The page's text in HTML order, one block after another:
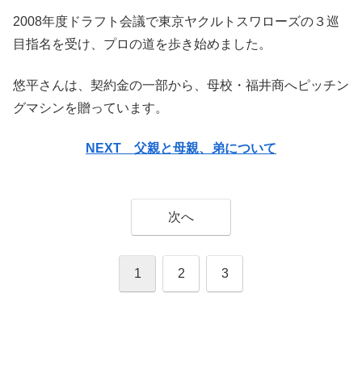
2008年度ドラフト会議で東京ヤクルトスワローズの３巡
目指名を受け、プロの道を歩き始めました。
悠平さんは、契約金の一部から、母校・福井商へピッチン
グマシンを贈っています。
NEXT 父親と母親、弟について
次へ
1 2 3